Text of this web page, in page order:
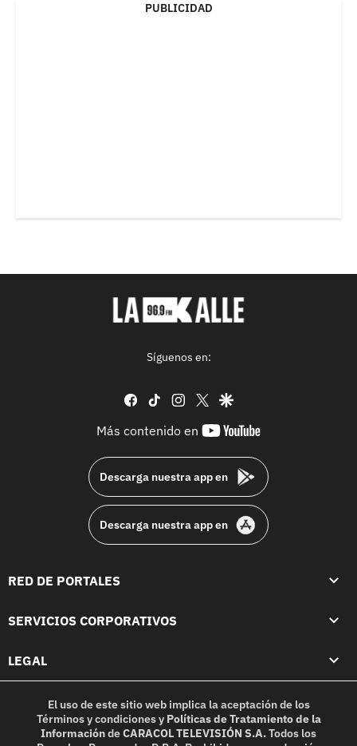
PUBLICIDAD
Síguenos en:
facebook
tiktok instagram
twittergoogle
Más contenido en
youtube-
Descarga nuestra app en
Descarga nuestra app en
RED DE PORTALES
SERVICIOS CORPORATIVOS
LEGAL
El uso de este sitio web implica la aceptación de los
Términos y condicionesy Políticas de Tratamiento de la
InformacióndeCARACOL TELEVISIÓN S.A.Todos los